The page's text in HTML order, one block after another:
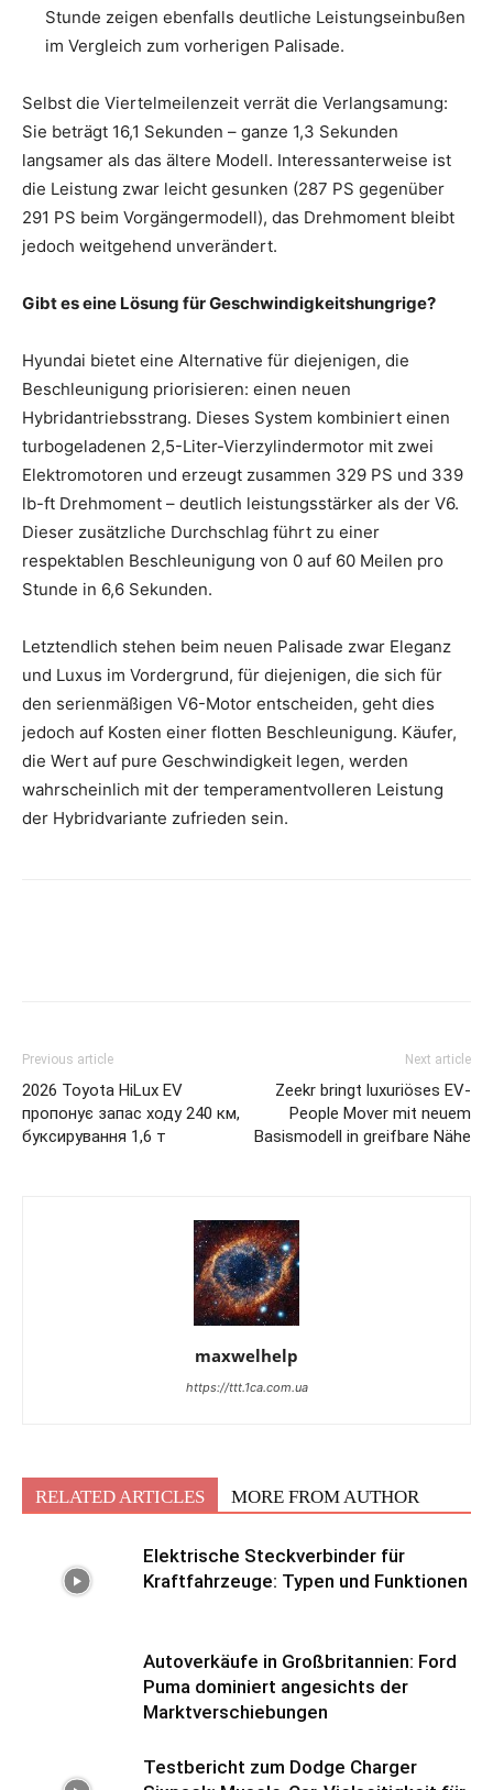
Stunde zeigen ebenfalls deutliche Leistungseinbußen
im Vergleich zum vorherigen Palisade.
Selbst die Viertelmeilenzeit verrät die Verlangsamung:
Sie beträgt 16,1 Sekunden – ganze 1,3 Sekunden
langsamer als das ältere Modell. Interessanterweise ist
die Leistung zwar leicht gesunken (287 PS gegenüber
291 PS beim Vorgängermodell), das Drehmoment bleibt
jedoch weitgehend unverändert.
Gibt es eine Lösung für Geschwindigkeitshungrige?
Hyundai bietet eine Alternative für diejenigen, die
Beschleunigung priorisieren: einen neuen
Hybridantriebsstrang. Dieses System kombiniert einen
turbogeladenen 2,5-Liter-Vierzylindermotor mit zwei
Elektromotoren und erzeugt zusammen 329 PS und 339
lb-ft Drehmoment – ​​deutlich leistungsstärker als der V6.
Dieser zusätzliche Durchschlag führt zu einer
respektablen Beschleunigung von 0 auf 60 Meilen pro
Stunde in 6,6 Sekunden.
Letztendlich stehen beim neuen Palisade zwar Eleganz
und Luxus im Vordergrund, für diejenigen, die sich für
den serienmäßigen V6-Motor entscheiden, geht dies
jedoch auf Kosten einer flotten Beschleunigung. Käufer,
die Wert auf pure Geschwindigkeit legen, werden
wahrscheinlich mit der temperamentvolleren Leistung
der Hybridvariante zufrieden sein.
Previous article
2026 Toyota HiLux EV
пропонує запас ходу 240 км,
буксирування 1,6 т
Next article
Zeekr bringt luxuriöses EV-
People Mover mit neuem
Basismodell in greifbare Nähe
maxwelhelp
https://ttt.1ca.com.ua
RELATED ARTICLES MORE FROM AUTHOR
Elektrische Steckverbinder für
Kraftfahrzeuge: Typen und Funktionen
Autoverkäufe in Großbritannien: Ford
Puma dominiert angesichts der
Marktverschiebungen
Testbericht zum Dodge Charger